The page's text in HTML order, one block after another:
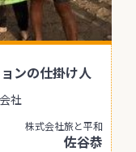
ンの仕掛け人
社
株式会社旅と平和
佐谷恭